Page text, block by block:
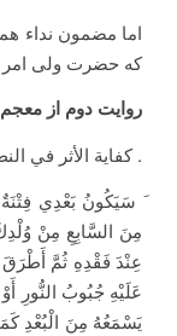
اما مضمون نداء
که حضرت ولی امر
روایت دوم از معجم
. كفاية الأثر في
سَيَكُونُ بَعْدِي
مِنَ السَّابِعِ مِنْ
عِنْدَ فَقْدِهِ ثُمَّ
عَلَيْهِ جُبُوبُ النُّورِ
يَسْمَعُهُ مِنَ الْبُعْدِ